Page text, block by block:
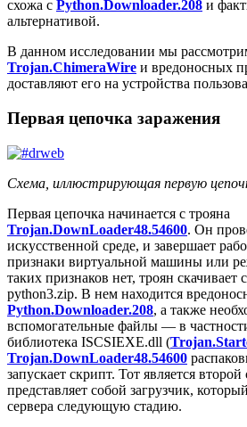
схожа с Python.Downloader.208 и
альтернативой.
В данном исследовании мы
Trojan.ChimeraWire и вредоносных
доставляют его на устройства
Первая цепочка заражения
Схема, иллюстрирующая первую
Первая цепочка начинается с трояна
Trojan.DownLoader48.54600. Он
искусственной среде, и завершает
признаки виртуальной машины или
таких признаков нет, троян скачивает
python3.zip. В нем находится
Python.Downloader.208, а также
вспомогательные файлы — в
библиотека ISCSIEXE.dll (
Trojan.DownLoader48.54600
запускает скрипт. Тот является
представляет собой загрузчик,
сервера следующую стадию.